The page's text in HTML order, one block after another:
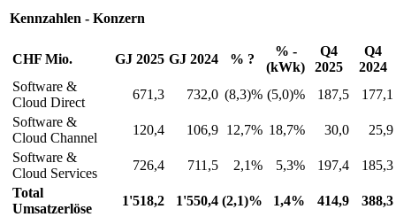
Kennzahlen - Konzern
CHF Mio. GJ 2025 GJ 2024 % ?
% -
(kWk)
Q4
2025
Q4
2024
Software &
Cloud Direct
671,3 732,0 (8,3)% (5,0)% 187,5
177,1
Software &
Cloud Channel
120,4 106,9 12,7% 18,7% 30,0
25,9
Software &
Cloud Services
726,4 711,5 2,1% 5,3% 197,4
185,3
Total
Umsatzerlöse
1'518,2 1'550,4 (2,1)% 1,4% 414,9
388,3